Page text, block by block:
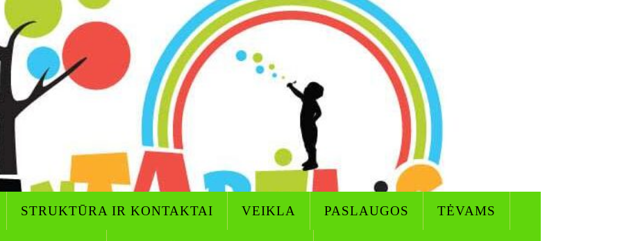
STRUKTŪRA IR KONTAKTAI VEIKLA PASLAUGOS TĖVAMS